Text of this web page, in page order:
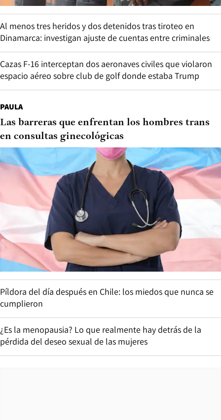
Al menos tres heridos y dos detenidos tras tiroteo en
Dinamarca: investigan ajuste de cuentas entre criminales
Cazas F-16 interceptan dos aeronaves civiles que violaron
espacio aéreo sobre club de golf donde estaba Trump
PAULA
Las barreras que enfrentan los hombres trans
en consultas ginecológicas
Píldora del día después en Chile: los miedos que nunca se
cumplieron
¿Es la menopausia? Lo que realmente hay detrás de la
pérdida del deseo sexual de las mujeres